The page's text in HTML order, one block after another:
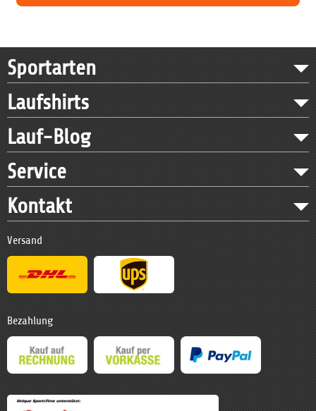
Sportarten
Laufshirts
Lauf-Blog
Service
Kontakt
Versand
Bezahlung